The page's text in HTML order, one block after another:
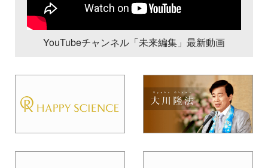
YouTubeチャンネル「未来編集」最新動画